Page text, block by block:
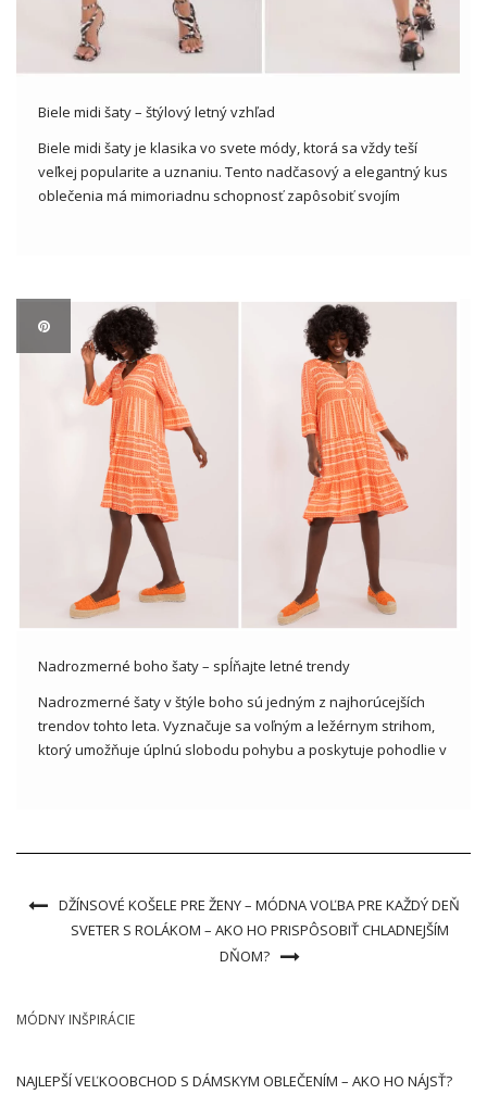
Biele midi šaty – štýlový letný vzhľad
Biele midi šaty je klasika vo svete módy, ktorá sa vždy teší
veľkej popularite a uznaniu. Tento nadčasový a elegantný kus
oblečenia má mimoriadnu schopnosť zapôsobiť svojím
Nadrozmerné boho šaty – spĺňajte letné trendy
Nadrozmerné šaty v štýle boho sú jedným z najhorúcejších
trendov tohto leta. Vyznačuje sa voľným a ležérnym strihom,
ktorý umožňuje úplnú slobodu pohybu a poskytuje pohodlie v
DŽÍNSOVÉ KOŠELE PRE ŽENY – MÓDNA VOĽBA PRE KAŽDÝ DEŇ
SVETER S ROLÁKOM – AKO HO PRISPÔSOBIŤ CHLADNEJŠÍM
DŇOM?
MÓDNY INŠPIRÁCIE
NAJLEPŠÍ VEĽKOOBCHOD S DÁMSKYM OBLEČENÍM – AKO HO NÁJSŤ?